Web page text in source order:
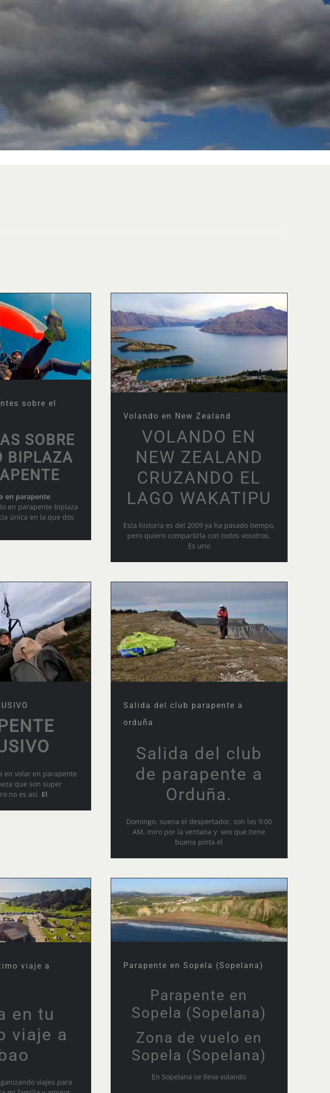
frecuentes
sobre el
SOBRE
BIPLAZA
en parapente
en parapente biplaza
única en la que dos
Volando en New Zealand
Volando en New Zealand
VOLANDO EN
NEW ZEALAND
CRUZANDO EL
LAGO WAKATIPU
Esta historia es del 2009 ya ha pasado tiempo,
pero quiero compartirla con todos vosotros.
Es uno
INCLUSIVO
en volar en parapente
que son super
no es así. El
Salida del club parapente
a orduña
Salida del club parapente a
orduña
Salida del club
de parapente a
Orduña.
Domingo, suena el despertador, son las 9:00
AM, miro por la ventana y veo que tiene
buena pinta el
viaje
viaje a
en tu
viaje a
viajes para
Parapente en Sopela
(Sopelana)
Parapente en Sopela (Sopelana)
Parapente en
Sopela (Sopelana)
Zona de vuelo en
Sopela (Sopelana)
En Sopelana se lleva volando